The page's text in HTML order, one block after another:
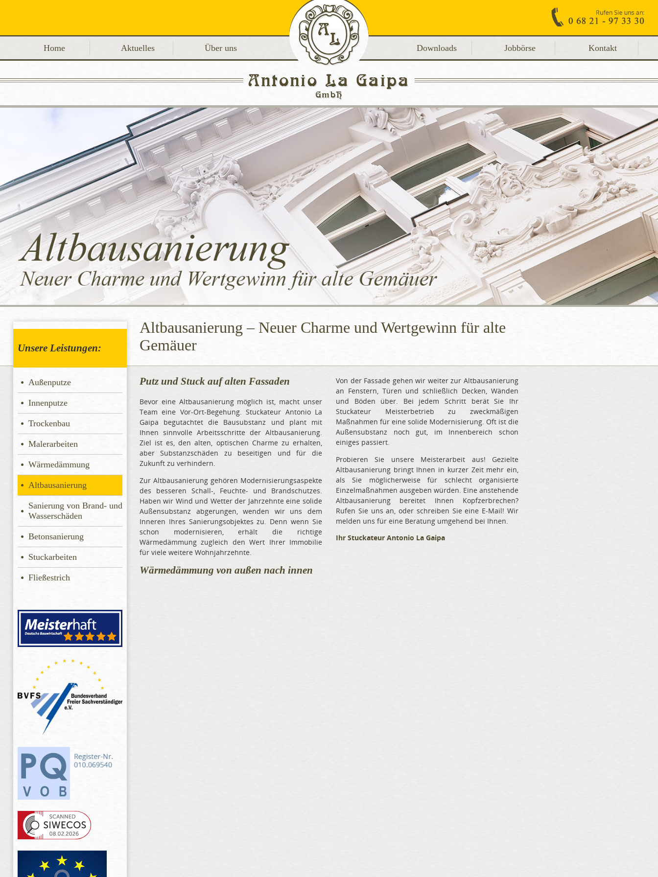
Home Aktuelles Über uns Downloads Jobbörse Kontakt
Unsere Leistungen:
Außenputze
Innenputze
Trockenbau
Malerarbeiten
Wärmedämmung
Altbausanierung
Sanierung von Brand- und
Wasserschäden
Betonsanierung
Stuckarbeiten
Fließestrich
Altbausanierung – Neuer Charme und Wertgewinn für alte
Gemäuer
Putz und Stuck auf alten Fassaden
Bevor eine Altbausanierung möglich ist, macht unser
Team eine Vor-Ort-Begehung. Stuckateur Antonio La
Gaipa begutachtet die Bausubstanz und plant mit
Ihnen sinnvolle Arbeitsschritte der Altbausanierung.
Ziel ist es, den alten, optischen Charme zu erhalten,
aber Substanzschäden zu beseitigen und für die
Zukunft zu verhindern.
Zur Altbausanierung gehören Modernisierungsaspekte
des besseren Schall-, Feuchte- und Brandschutzes.
Haben wir Wind und Wetter der Jahrzehnte eine solide
Außensubstanz abgerungen, wenden wir uns dem
Inneren Ihres Sanierungsobjektes zu. Denn wenn Sie
schon modernisieren, erhält die richtige
Wärmedämmung zugleich den Wert Ihrer Immobilie
für viele weitere Wohnjahrzehnte.
Wärmedämmung von außen nach innen
Von der Fassade gehen wir weiter zur Altbausanierung
an Fenstern, Türen und schließlich Decken, Wänden
und Böden über. Bei jedem Schritt berät Sie Ihr
Stuckateur Meisterbetrieb zu zweckmäßigen
Maßnahmen für eine solide Modernisierung. Oft ist die
Außensubstanz noch gut, im Innenbereich schon
einiges passiert.
Probieren Sie unsere Meisterarbeit aus! Gezielte
Altbausanierung bringt Ihnen in kurzer Zeit mehr ein,
als Sie möglicherweise für schlecht organisierte
Einzelmaßnahmen ausgeben würden. Eine anstehende
Altbausanierung bereitet Ihnen Kopfzerbrechen?
Rufen Sie uns an, oder schreiben Sie eine E-Mail! Wir
melden uns für eine Beratung umgehend bei Ihnen.
Ihr Stuckateur Antonio La Gaipa